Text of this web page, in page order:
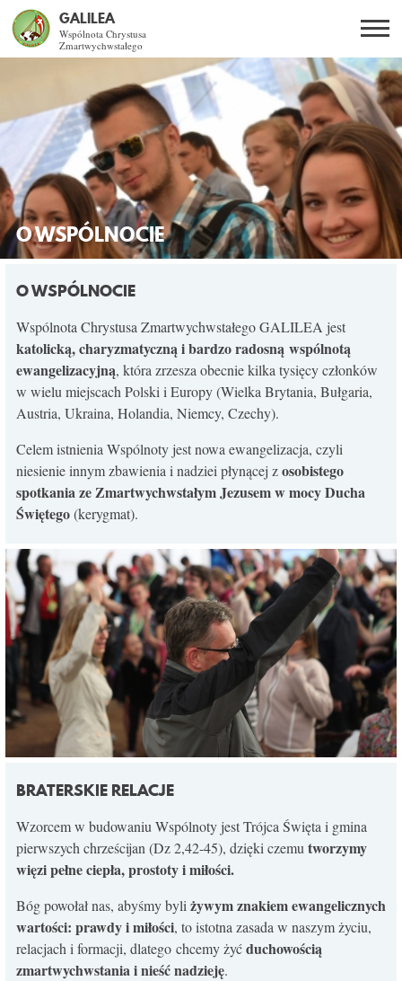
GALILEA
Wspólnota Chrystusa
Zmartwychwstałego
PL EN BG
Szukaj
CO DAJE ŻYCIE Z JEZUSEM?
SPOTKANIA OTWARTE
DLA KOGO?
WSPÓLNOTA
KURSY SE
KONTAKT
O WSPÓLNOCIE
O WSPÓLNOCIE
Wspólnota Chrystusa Zmartwychwstałego GALILEA jest
katolicką, charyzmatyczną i bardzo radosną wspólnotą
ewangelizacyjną, która zrzesza obecnie kilka tysięcy członków
w wielu miejscach Polski i Europy (Wielka Brytania, Bułgaria,
Austria, Ukraina, Holandia, Niemcy, Czechy).
Celem istnienia Wspólnoty jest nowa ewangelizacja, czyli
niesienie innym zbawienia i nadziei płynącej zosobistego
spotkania ze Zmartwychwstałym Jezusem w mocy Ducha
Świętego(kerygmat).
BRATERSKIE RELACJE
Wzorcem w budowaniu Wspólnoty jest Trójca Święta i gmina
pierwszych chrześcijan (Dz 2,42-45), dzięki czemu tworzymy
więzi pełne ciepła, prostoty i miłości.
Bóg powołał nas, abyśmy byli żywym znakiem ewangelicznych
wartości: prawdy i miłości, to istotna zasada w naszym życiu,
relacjach i formacji, dlatego chcemy żyćduchowością
zmartwychwstania i nieść nadzieję.